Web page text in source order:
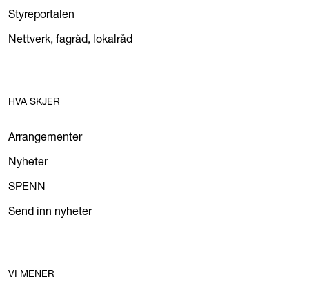
Styreportalen
Nettverk, fagråd, lokalråd
HVA SKJER
Arrangementer
Nyheter
SPENN
Send inn nyheter
VI MENER